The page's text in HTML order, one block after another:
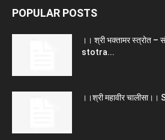
POPULAR POSTS
।। श्री भक्तामर स्त्रोत
stotra...
।।श्री महावीर